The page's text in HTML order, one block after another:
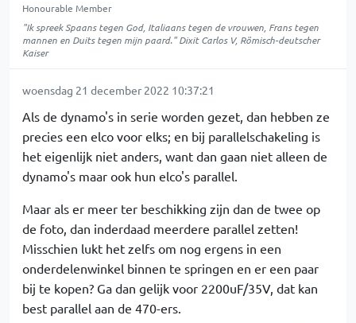
Honourable Member
"Ik spreek Spaans tegen God, Italiaans tegen de vrouwen, Frans tegen
mannen en Duits tegen mijn paard." Dixit Carlos V, Römisch-deutscher
Kaiser
woensdag 21 december 2022 10:37:21
Als de dynamo's in serie worden gezet, dan hebben ze
precies een elco voor elks; en bij parallelschakeling is
het eigenlijk niet anders, want dan gaan niet alleen de
dynamo's maar ook hun elco's parallel.
Maar als er meer ter beschikking zijn dan de twee op
de foto, dan inderdaad meerdere parallel zetten!
Misschien lukt het zelfs om nog ergens in een
onderdelenwinkel binnen te springen en er een paar
bij te kopen? Ga dan gelijk voor 2200uF/35V, dat kan
best parallel aan de 470-ers.